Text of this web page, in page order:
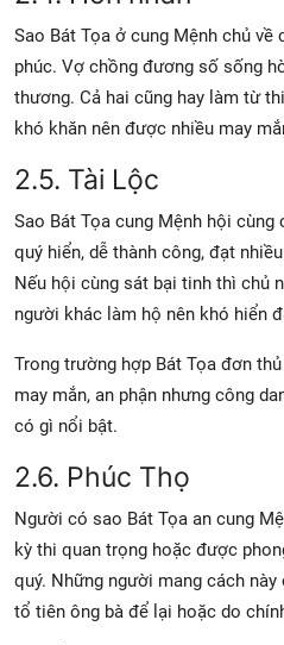
Sao Bát Tọa ở cung Mệnh chủ về
phúc. Vợ chồng đương số sống
thương. Cả hai cũng hay làm từ
khó khăn nên được nhiều may
2.5. Tài Lộc
Sao Bát Tọa cung Mệnh hội
quý hiển, dễ thành công, đạt
Nếu hội cùng sát bại tinh thì chủ
người khác làm hộ nên khó hiển
Trong trường hợp Bát Tọa đơn
may mắn, an phận nhưng công
có gì nổi bật.
2.6. Phúc Thọ
Người có sao Bát Tọa an cung
kỳ thi quan trọng hoặc được
quý. Những người mang cách
tổ tiên ông bà để lại hoặc do